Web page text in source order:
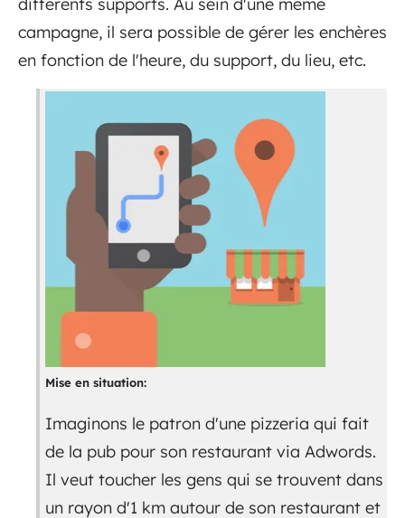
campagne, il sera possible de gérer les enchères
en fonction de l'heure, du support, du lieu, etc.
Mise en situation:
Imaginons le patron d'une pizzeria qui fait
de la pub pour son restaurant via Adwords.
Il veut toucher les gens qui se trouvent dans
un rayon d'1 km autour de son restaurant et